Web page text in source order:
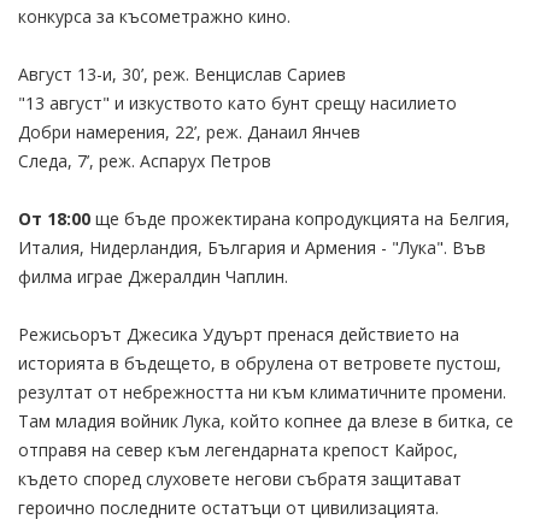
конкурса за късометражно кино.
Август 13-и, 30’, реж. Венцислав Сариев
"13 август" и изкуството като бунт срещу насилието
Добри намерения, 22’, реж. Данаил Янчев
Cледа, 7’, реж. Аспарух Петров
От 18:00 ще бъде прожектирана копродукцията на Белгия,
Италия, Нидерландия, България и Армения - "Лука". Във
филма играе Джералдин Чаплин.
Режисьорът Джесика Удуърт пренася действието на
историята в бъдещето, в обрулена от ветровете пустош,
резултат от небрежността ни към климатичните промени.
Там младия войник Лука, който копнее да влезе в битка, се
отправя на север към легендарната крепост Кайрос,
където според слуховете негови събратя защитават
героично последните остатъци от цивилизацията.